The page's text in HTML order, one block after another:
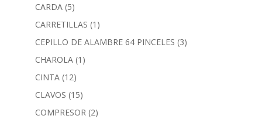
CARDA (5)
CARRETILLAS (1)
CEPILLO DE ALAMBRE 64 PINCELES (3)
CHAROLA (1)
CINTA (12)
CLAVOS (15)
COMPRESOR (2)